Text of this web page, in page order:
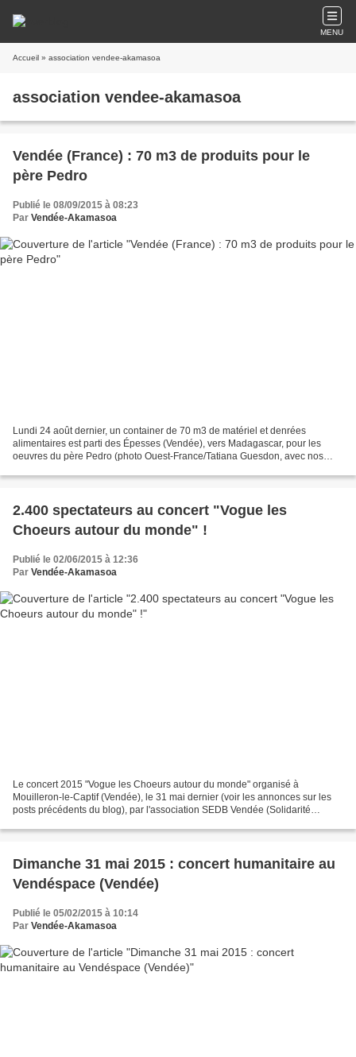
MENU
Accueil » association vendee-akamasoa
association vendee-akamasoa
Vendée (France) : 70 m3 de produits pour le
père Pedro
Publié le 08/09/2015 à 08:23
Par Vendée-Akamasoa
Lundi 24 août dernier, un container de 70 m3 de matériel et denrées
alimentaires est parti des Épesses (Vendée), vers Madagascar, pour les
oeuvres du père Pedro (photo Ouest-France/Tatiana Guesdon, avec nos
2.400 spectateurs au concert "Vogue les
Choeurs autour du monde" !
Publié le 02/06/2015 à 12:36
Par Vendée-Akamasoa
Le concert 2015 "Vogue les Choeurs autour du monde" organisé à
Mouilleron-le-Captif (Vendée), le 31 mai dernier (voir les annonces sur les
posts précédents du blog), par l'association SEDB Vendée (Solidarité
Dimanche 31 mai 2015 : concert humanitaire au
Vendéspace (Vendée)
Publié le 05/02/2015 à 10:14
Par Vendée-Akamasoa